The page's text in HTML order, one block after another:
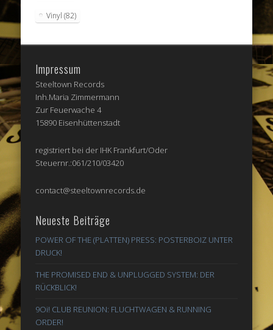
Vinyl (82)
Impressum
Steeltown Records
Inh.Maria Zimmermann
Zur Feuerwache 4
15890 Eisenhüttenstadt
registriert bei der IHK Frankfurt/Oder
Steuernr.:061/210/03420
contact@steeltownrecords.de
Neueste Beiträge
POWER OF THE (PLATTEN) PRESS: POSTERBOIZ UNTER
DRUCK!
THE PROMISED END & UNPLUGGED SYSTEM: DER
RÜCKBLICK!
9Oi! CLUB REUNION: FLUCHTWAGEN & RUNNING
ORDER!